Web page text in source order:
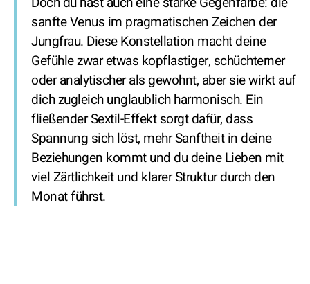
sanfte Venus im pragmatischen Zeichen der
Jungfrau. Diese Konstellation macht deine
Gefühle zwar etwas kopflastiger, schüchterner
oder analytischer als gewohnt, aber sie wirkt auf
dich zugleich unglaublich harmonisch. Ein
fließender Sextil-Effekt sorgt dafür, dass
Spannung sich löst, mehr Sanftheit in deine
Beziehungen kommt und du deine Lieben mit
viel Zärtlichkeit und klarer Struktur durch den
Monat führst.